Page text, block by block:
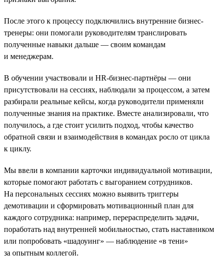
После этого к процессу подключились внутренние бизнес-
тренеры: они помогали руководителям транслировать
полученные навыки дальше — своим командам
и менеджерам.
В обучении участвовали и HR-бизнес-партнёры — они
присутствовали на сессиях, наблюдали за процессом, а затем
разбирали реальные кейсы, когда руководители применяли
полученные знания на практике. Вместе анализировали, что
получилось, а где стоит усилить подход, чтобы качество
обратной связи и взаимодействия в командах росло от цикла
к циклу.
Мы ввели в компании карточки индивидуальной мотивации,
которые помогают работать с выгоранием сотрудников.
На персональных сессиях можно выявить триггеры
демотивации и сформировать мотивационный план для
каждого сотрудника: например, перераспределить задачи,
поработать над внутренней мобильностью, стать наставником
или попробовать «шадоуинг» — наблюдение «в тени»
за опытным коллегой.